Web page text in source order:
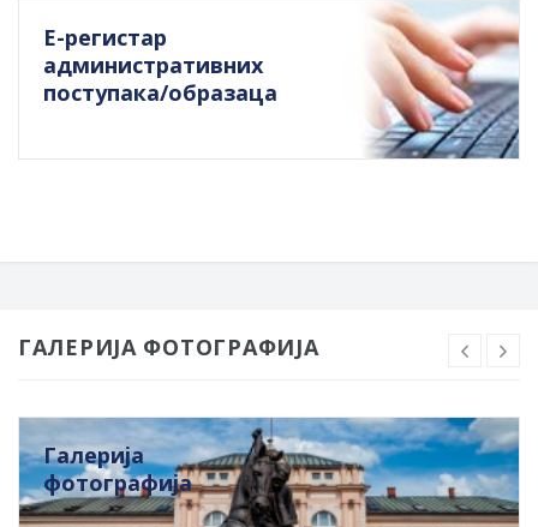
Е-регистар
административних
поступака/образаца
ГАЛЕРИЈА ФОТОГРАФИЈА
Галерија
фотографија